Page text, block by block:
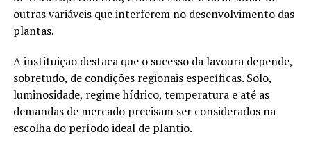
outras variáveis que interferem no desenvolvimento das
plantas.
A instituição destaca que o sucesso da lavoura depende,
sobretudo, de condições regionais específicas. Solo,
luminosidade, regime hídrico, temperatura e até as
demandas de mercado precisam ser considerados na
escolha do período ideal de plantio.